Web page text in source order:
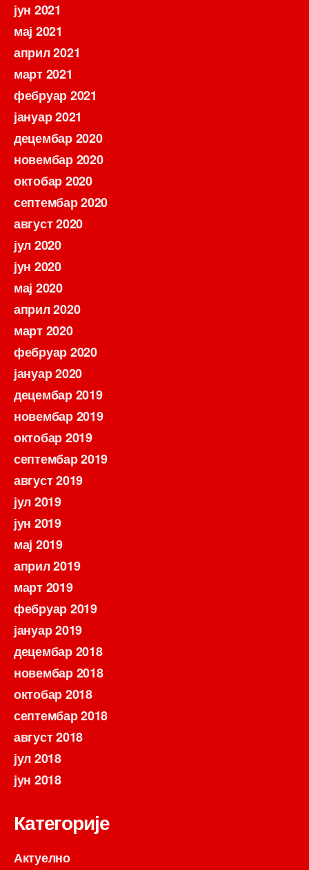
јун 2021
мај 2021
април 2021
март 2021
фебруар 2021
јануар 2021
децембар 2020
новембар 2020
октобар 2020
септембар 2020
август 2020
јул 2020
јун 2020
мај 2020
април 2020
март 2020
фебруар 2020
јануар 2020
децембар 2019
новембар 2019
октобар 2019
септембар 2019
август 2019
јул 2019
јун 2019
мај 2019
април 2019
март 2019
фебруар 2019
јануар 2019
децембар 2018
новембар 2018
октобар 2018
септембар 2018
август 2018
јул 2018
јун 2018
Категорије
Актуелно